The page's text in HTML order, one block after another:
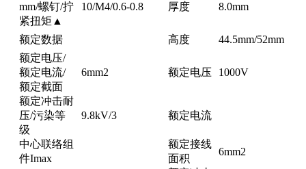
mm/螺钉/拧
紧扭矩▲
10/M4/0.6-0.8 厚度 8.0mm
额定数据 高度
44.5mm/52mm
额定电压/
额定电流/
额定截面
6mm2 额定电压 1000V
额定冲击耐
压/污染等
级
9.8kV/3 额定电流
中心联络组
件Imax
额定接线
面积
6mm2